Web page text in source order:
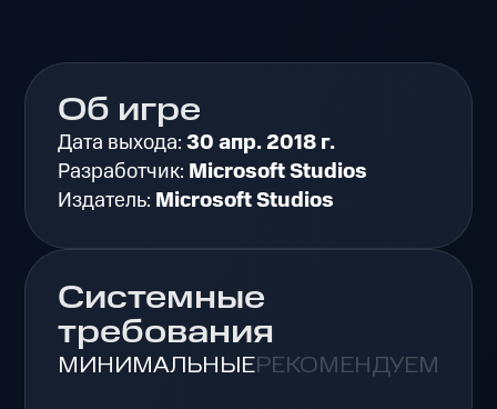
Об игре
Дата выхода:30 апр. 2018 г.
Разработчик: Microsoft Studios
Издатель: Microsoft Studios
Системные
требования
МИНИМАЛЬНЫЕРЕКОМЕНДУЕМЫЕ